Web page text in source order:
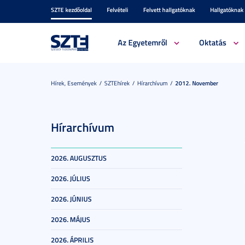
SZTE kezdőoldal Felvételi Felvett hallgatóknak Hallgatóknak
Az Egyetemről Oktatás
Hírek, Események SZTEhírek Hírarchívum 2012. November
Hírarchívum
2026. AUGUSZTUS
2026. JÚLIUS
2026. JÚNIUS
2026. MÁJUS
2026. ÁPRILIS